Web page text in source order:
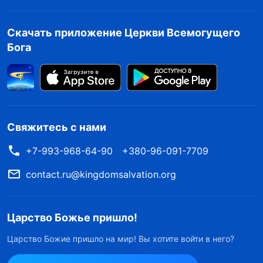
суть сотворенные человеческие существа.
Хотя все они и обладают человечностью,
сотворенные человеческие существа не
имеют ничего, кроме человечности, в то
время как воплощенный Бог иной: в Своей
плоти Он обладает не только человечностью,
но и, что более важно, Божественностью. Его
облике Его плоти и в Его повседневной жизни,
но Его Божественность распознать трудно.
Поскольку Его Божественность проявляется
только тогда, когда Он обладает
человечностью и она не настолько
сверхъестественна, насколько люди себе это
Скачать приложение Церкви Всемогущего
Бога
Свяжитесь с нами
+7-993-968-64-90
+380-96-091-7709
contact.ru@kingdomsalvation.org
Царство Божье пришло!
Царство Божие пришло на мир! Вы хотите войти в него?